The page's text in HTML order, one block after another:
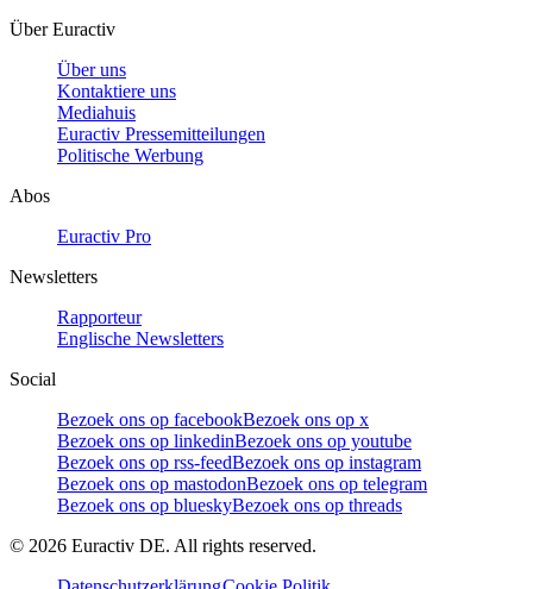
Über Euractiv
Über uns
Kontaktiere uns
Mediahuis
Euractiv Pressemitteilungen
Politische Werbung
Abos
Euractiv Pro
Newsletters
Rapporteur
Englische Newsletters
Social
Bezoek ons op facebookBezoek ons op x
Bezoek ons op linkedinBezoek ons op youtube
Bezoek ons op rss-feedBezoek ons op instagram
Bezoek ons op mastodonBezoek ons op telegram
Bezoek ons op blueskyBezoek ons op threads
© 2026 Euractiv DE. All rights reserved.